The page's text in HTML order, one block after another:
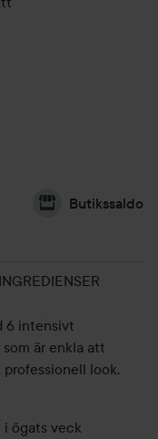
Butikssaldo
INGREDIENSER
6 intensivt
är enkla att
look.
i ögats veck